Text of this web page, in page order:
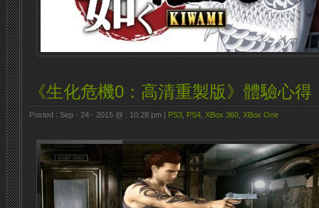
《生化危機0：高清重製版》體驗心得
Posted : Sep - 24 - 2015 @ : 10:28 pm | PS3 PS4 XBox 360 XBox One